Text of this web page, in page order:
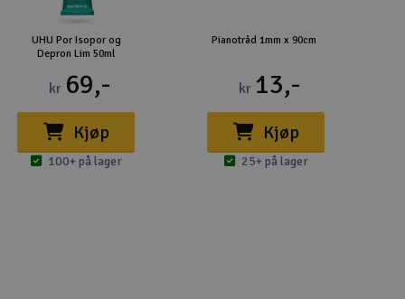
UHU Por Isopor og
Depron Lim 50ml
kr 69,-
Kjøp
100+ på lager
Pianotråd 1mm x 90cm
kr 13,-
Kjøp
25+ på lager